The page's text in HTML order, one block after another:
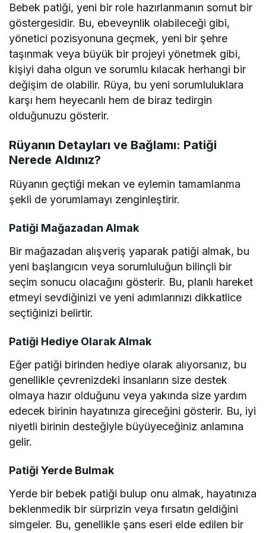
Bebek patiği, yeni bir role hazırlanmanın somut bir
göstergesidir. Bu, ebeveynlik olabileceği gibi,
yönetici pozisyonuna geçmek, yeni bir şehre
taşınmak veya büyük bir projeyi yönetmek gibi,
kişiyi daha olgun ve sorumlu kılacak herhangi bir
değişim de olabilir. Rüya, bu yeni sorumluluklara
karşı hem heyecanlı hem de biraz tedirgin
olduğunuzu gösterir.
Rüyanın Detayları ve Bağlamı: Patiği
Nerede Aldınız?
Rüyanın geçtiği mekan ve eylemin tamamlanma
şekli de yorumlamayı zenginleştirir.
Patiği Mağazadan Almak
Bir mağazadan alışveriş yaparak patiği almak, bu
yeni başlangıcın veya sorumluluğun bilinçli bir
seçim sonucu olacağını gösterir. Bu, planlı hareket
etmeyi sevdiğinizi ve yeni adımlarınızı dikkatlice
seçtiğinizi belirtir.
Patiği Hediye Olarak Almak
Eğer patiği birinden hediye olarak alıyorsanız, bu
genellikle çevrenizdeki insanların size destek
olmaya hazır olduğunu veya yakında size yardım
edecek birinin hayatınıza gireceğini gösterir. Bu, iyi
niyetli birinin desteğiyle büyüyeceğiniz anlamına
gelir.
Patiği Yerde Bulmak
Yerde bir bebek patiği bulup onu almak, hayatınıza
beklenmedik bir sürprizin veya fırsatın geldiğini
simgeler. Bu, genellikle şans eseri elde edilen bir